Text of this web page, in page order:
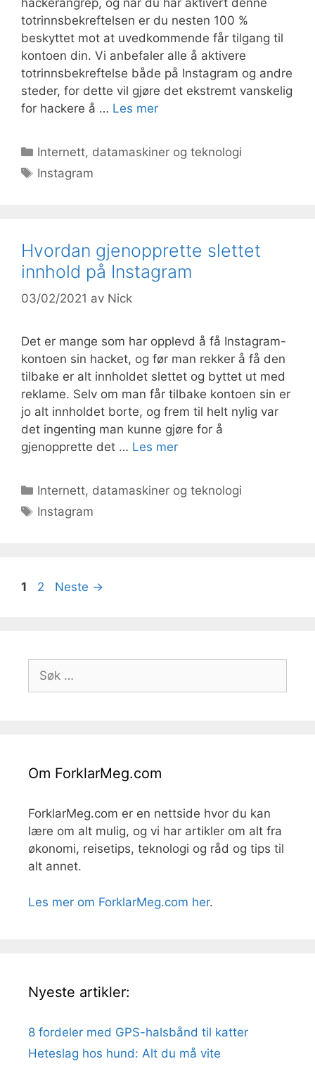
totrinnsbekreftelsen er du nesten 100 %
beskyttet mot at uvedkommende får tilgang til
kontoen din. Vi anbefaler alle å aktivere
totrinnsbekreftelse både på Instagram og andre
steder, for dette vil gjøre det ekstremt vanskelig
for hackere å … Les mer
Kategorier
Internett, datamaskiner og teknologi
Stikkord
Instagram
Hvordan gjenopprette slettet
innhold på Instagram
03/02/2021 av Nick
Det er mange som har opplevd å få Instagram-
kontoen sin hacket, og før man rekker å få den
tilbake er alt innholdet slettet og byttet ut med
reklame. Selv om man får tilbake kontoen sin er
jo alt innholdet borte, og frem til helt nylig var
det ingenting man kunne gjøre for å
gjenopprette det … Les mer
Kategorier
Internett, datamaskiner og teknologi
Stikkord
Instagram
Side
1 Side
2 Neste →
Søk
etter:
Om ForklarMeg.com
ForklarMeg.com er en nettside hvor du kan
lære om alt mulig, og vi har artikler om alt fra
økonomi, reisetips, teknologi og råd og tips til
alt annet.
Les mer om ForklarMeg.com her.
Nyeste artikler:
8 fordeler med GPS-halsbånd til katter
Heteslag hos hund: Alt du må vite